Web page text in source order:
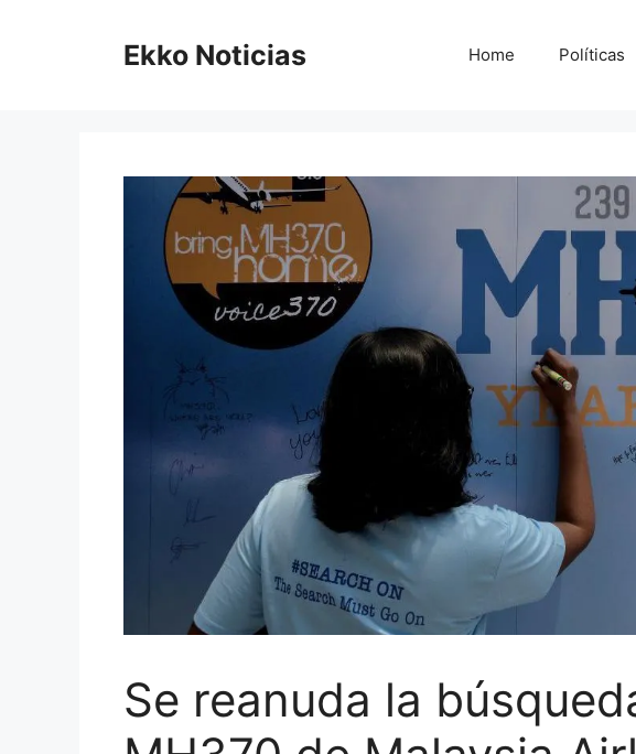
Ekko Noticias Home Políticas
Se reanuda la